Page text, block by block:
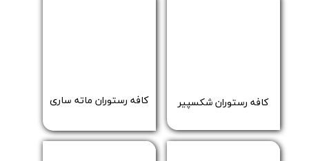
​کافه رستوران شکسپیر ​کافه رستوران ماته ساری